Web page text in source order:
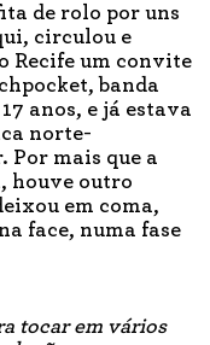
de rolo por uns
circulou e
Recife um convite
banda
anos, e já estava
norte-
Por mais que a
houve outro
em coma,
face, numa fase
tocar em vários